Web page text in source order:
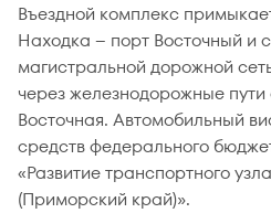
Въездной комплекс
Находка – порт Восточный и
магистральной дорожной
через железнодорожные
Восточная. Автомобильный
средств федерального
«Развитие транспортного
(Приморский край)».